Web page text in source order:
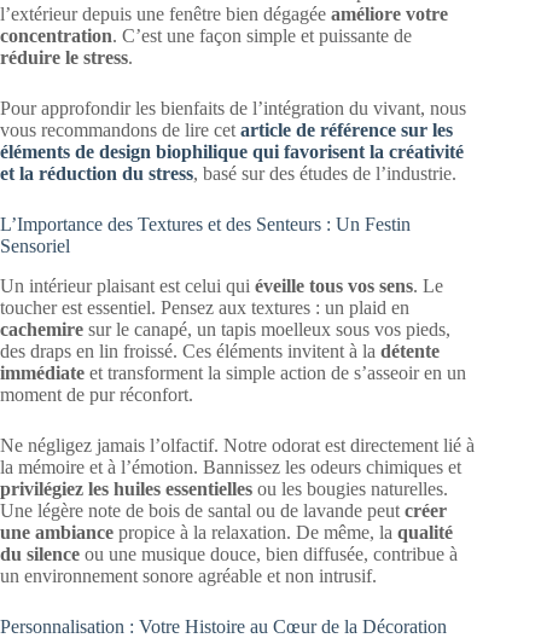
l’extérieur depuis une fenêtre bien dégagée améliore votre
concentration. C’est une façon simple et puissante de
réduire le stress.
Pour approfondir les bienfaits de l’intégration du vivant, nous
vous recommandons de lire cet article de référence sur les
éléments de design biophilique qui favorisent la créativité
et la réduction du stress, basé sur des études de l’industrie.
L’Importance des Textures et des Senteurs : Un Festin
Sensoriel
Un intérieur plaisant est celui qui éveille tous vos sens. Le
toucher est essentiel. Pensez aux textures : un plaid en
cachemire sur le canapé, un tapis moelleux sous vos pieds,
des draps en lin froissé. Ces éléments invitent à la détente
immédiate et transforment la simple action de s’asseoir en un
moment de pur réconfort.
Ne négligez jamais l’olfactif. Notre odorat est directement lié à
la mémoire et à l’émotion. Bannissez les odeurs chimiques et
privilégiez les huiles essentielles ou les bougies naturelles.
Une légère note de bois de santal ou de lavande peut créer
une ambiance propice à la relaxation. De même, la qualité
du silence ou une musique douce, bien diffusée, contribue à
un environnement sonore agréable et non intrusif.
Personnalisation : Votre Histoire au Cœur de la Décoration